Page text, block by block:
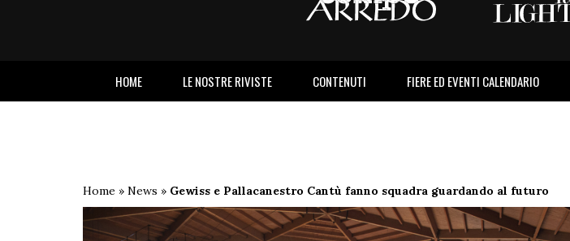
HOME LE NOSTRE RIVISTE CONTENUTI FIERE ED EVENTI CALENDARIO
Home » News » Gewiss e Pallacanestro Cantù fanno squadra guardando al futuro